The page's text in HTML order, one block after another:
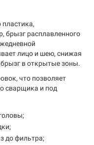
брызг расплавленного
лицо и шею, снижая
в открытые зоны.
что позволяет
сварщика и под
до фильтра;